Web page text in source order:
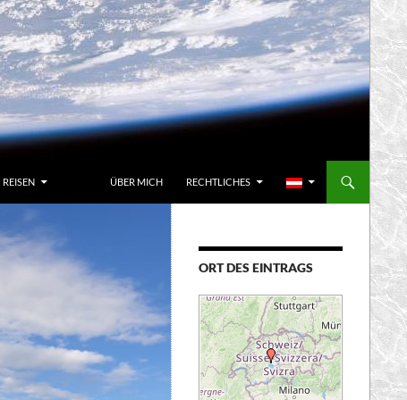
REISEN ÜBER MICH RECHTLICHES
ORT DES EINTRAGS